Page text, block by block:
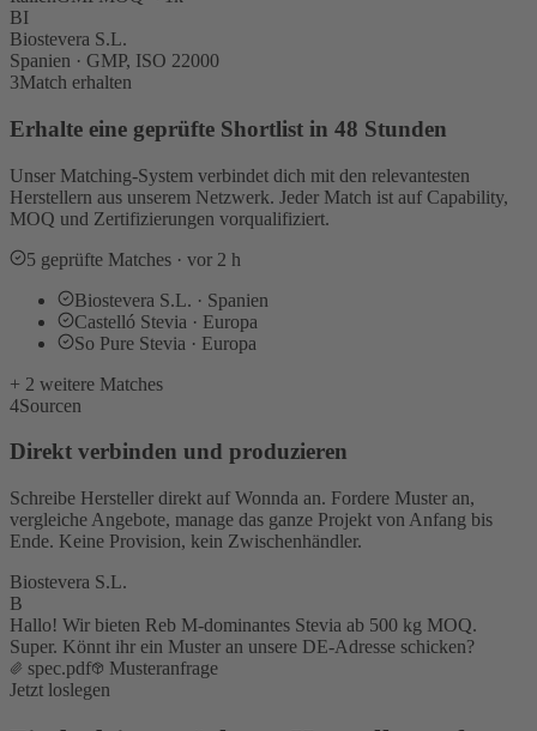
BI
Biostevera S.L.
Spanien · GMP, ISO 22000
3Match erhalten
Erhalte eine geprüfte Shortlist in 48 Stunden
Unser Matching-System verbindet dich mit den relevantesten
Herstellern aus unserem Netzwerk. Jeder Match ist auf Capability,
MOQ und Zertifizierungen vorqualifiziert.
5 geprüfte Matches · vor 2 h
Biostevera S.L. · Spanien
Castelló Stevia · Europa
So Pure Stevia · Europa
+ 2 weitere Matches
4Sourcen
Direkt verbinden und produzieren
Schreibe Hersteller direkt auf Wonnda an. Fordere Muster an,
vergleiche Angebote, manage das ganze Projekt von Anfang bis
Ende. Keine Provision, kein Zwischenhändler.
Biostevera S.L.
B
Hallo! Wir bieten Reb M-dominantes Stevia ab 500 kg MOQ.
Super. Könnt ihr ein Muster an unsere DE-Adresse schicken?
spec.pdf
Musteranfrage
Jetzt loslegen